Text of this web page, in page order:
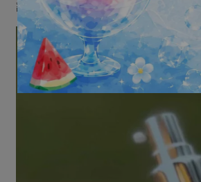
讓我們在家也能隨時保養，美麗隨時